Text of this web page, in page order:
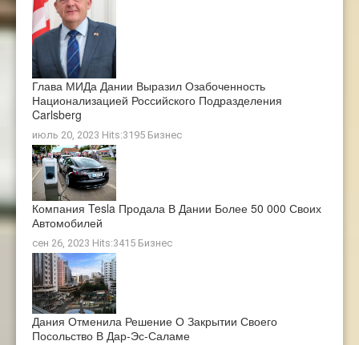
Глава МИДа Дании Выразил Озабоченность
Национализацией Российского Подразделения
Carlsberg
июль 20, 2023 Hits:3195 Бизнес
Компания Tesla Продала В Дании Более 50 000 Своих
Автомобилей
сен 26, 2023 Hits:3415 Бизнес
Дания Отменила Решение О Закрытии Своего
Посольство В Дар-Эс-Саламе